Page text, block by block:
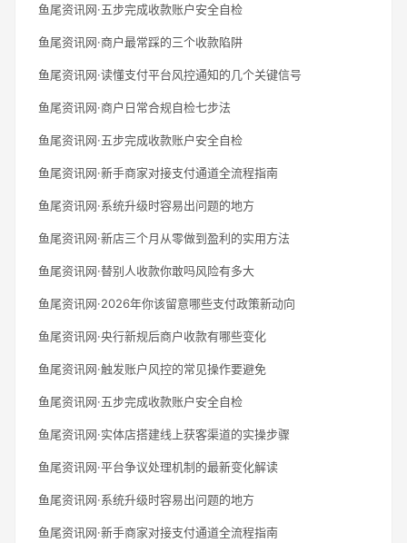
鱼尾资讯网·五步完成收款账户安全自检
鱼尾资讯网·商户最常踩的三个收款陷阱
鱼尾资讯网·读懂支付平台风控通知的几个关键信号
鱼尾资讯网·商户日常合规自检七步法
鱼尾资讯网·五步完成收款账户安全自检
鱼尾资讯网·新手商家对接支付通道全流程指南
鱼尾资讯网·系统升级时容易出问题的地方
鱼尾资讯网·新店三个月从零做到盈利的实用方法
鱼尾资讯网·替别人收款你敢吗风险有多大
鱼尾资讯网·2026年你该留意哪些支付政策新动向
鱼尾资讯网·央行新规后商户收款有哪些变化
鱼尾资讯网·触发账户风控的常见操作要避免
鱼尾资讯网·五步完成收款账户安全自检
鱼尾资讯网·实体店搭建线上获客渠道的实操步骤
鱼尾资讯网·平台争议处理机制的最新变化解读
鱼尾资讯网·系统升级时容易出问题的地方
鱼尾资讯网·新手商家对接支付通道全流程指南